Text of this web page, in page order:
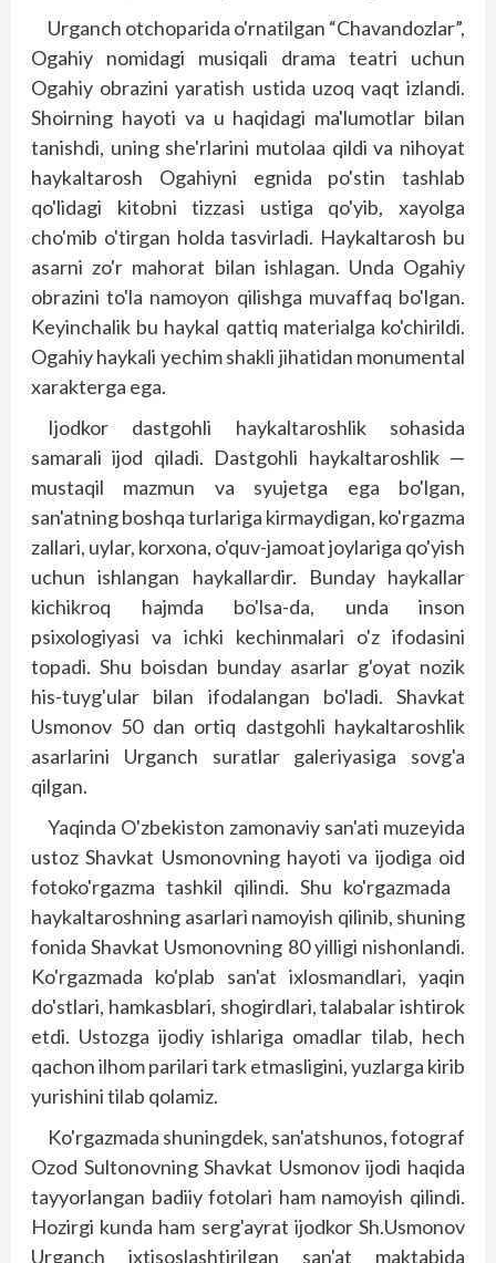
Urganch otchoparida o'rnatilgan “Chavan­dozlar”,
Ogahiy nomidagi musiqali drama teatri uchun
Ogahiy obrazini yaratish ustida uzoq vaqt izlandi.
Shoirning hayoti va u haqidagi ma'lumotlar bilan
tanishdi, uning she'rlarini mutolaa qildi va nihoyat
haykaltarosh Ogahiyni egnida po'stin tashlab
qo'lidagi kitobni tizzasi ustiga qo'yib, xayolga
cho'mib o'tirgan holda tasvirladi. Haykaltarosh bu
asarni zo'r mahorat bilan ishlagan. Unda Ogahiy
obrazini to'la namoyon qilishga muvaffaq bo'lgan.
Keyinchalik bu haykal qattiq materialga ko'chirildi.
Ogahiy haykali yechim shakli jihatidan monumental
xarakterga ega.
Ijodkor dastgohli haykaltaroshlik sohasida
samarali ijod qiladi. Dastgohli haykaltaroshlik —
mustaqil mazmun va syujetga ega bo'lgan,
san'atning boshqa turlariga kirmaydigan, ko'rgazma
zallari, uylar, korxona, o'quv-jamoat joylariga qo'yish
uchun ishlangan haykallardir. Bunday haykallar
kichikroq hajmda bo'lsa-da, unda inson
psixologiyasi va ichki kechinmalari o'z ifodasini
topadi. Shu boisdan bunday asarlar g'oyat nozik
his-tuyg'ular bilan ifodalangan bo'ladi. Shavkat
Usmonov 50 dan ortiq dastgohli haykaltaroshlik
asarlarini Urganch suratlar galeriyasiga sovg'a
qilgan.
Yaqinda O'zbekiston zamonaviy san'ati muzeyida
ustoz Shavkat Usmonovning hayoti va ijodiga oid
fotoko'rgazma tashkil qilindi. Shu ko'rgazmada
haykaltaroshning asarlari namoyish qilinib, shuning
fonida Shavkat Usmonovning 80 yilligi nishonlandi.
Ko'rgazmada ko'plab san'at ixlosmandlari, yaqin
do'stlari, hamkasblari, shogirdlari, talabalar ishtirok
etdi. Ustozga ijodiy ishlariga omadlar tilab, hech
qachon ilhom parilari tark etmasligini, yuzlarga kirib
yurishini tilab qolamiz.
Ko'rgazmada shuningdek, san'atshunos, fotograf
Ozod Sultonovning Shavkat Usmonov ijodi haqida
tayyorlangan badiiy fotolari ham namoyish qilindi.
Hozirgi kunda ham serg'ayrat ijodkor Sh.Usmonov
Urganch ixtisos­lashtirilgan san'at maktabida